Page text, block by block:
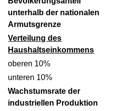
unterhalb der nationalen
Armutsgrenze
Verteilung des
Haushaltseinkommens
oberen 10%
unteren 10%
Wachstumsrate der
industriellen Produktion